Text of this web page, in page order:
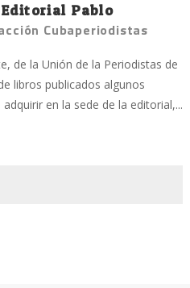
Pablo
Cubaperiodistas
de la Unión de la Periodistas de
libros publicados algunos
en la sede de la editorial,...